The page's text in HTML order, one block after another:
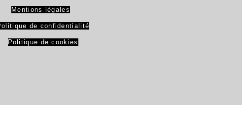
Mentions légales
de confidentialité
Politique de cookies